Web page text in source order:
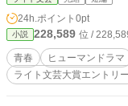
24h.ポイント 0pt
小説 228,589 位 /
青春 ヒューマンドラマ
ライト文芸大賞エントリー